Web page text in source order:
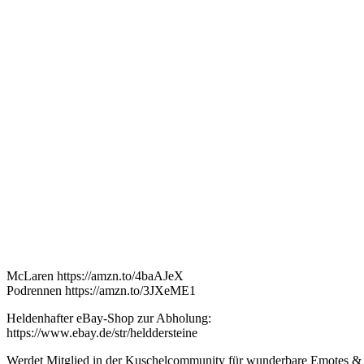
McLaren https://amzn.to/4baAJeX
Podrennen https://amzn.to/3JXeME1
Heldenhafter eBay-Shop zur Abholung:
https://www.ebay.de/str/helddersteine
Werdet Mitglied in der Kuschelcommunity für wunderbare Emotes